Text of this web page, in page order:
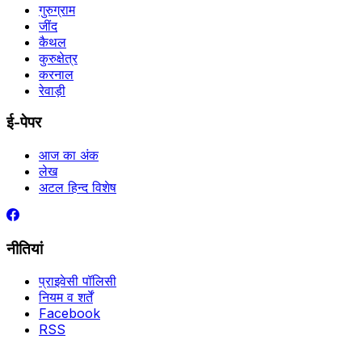
गुरुग्राम
जींद
कैथल
कुरुक्षेत्र
करनाल
रेवाड़ी
ई-पेपर
आज का अंक
लेख
अटल हिन्द विशेष
नीतियां
प्राइवेसी पॉलिसी
नियम व शर्तें
Facebook
RSS